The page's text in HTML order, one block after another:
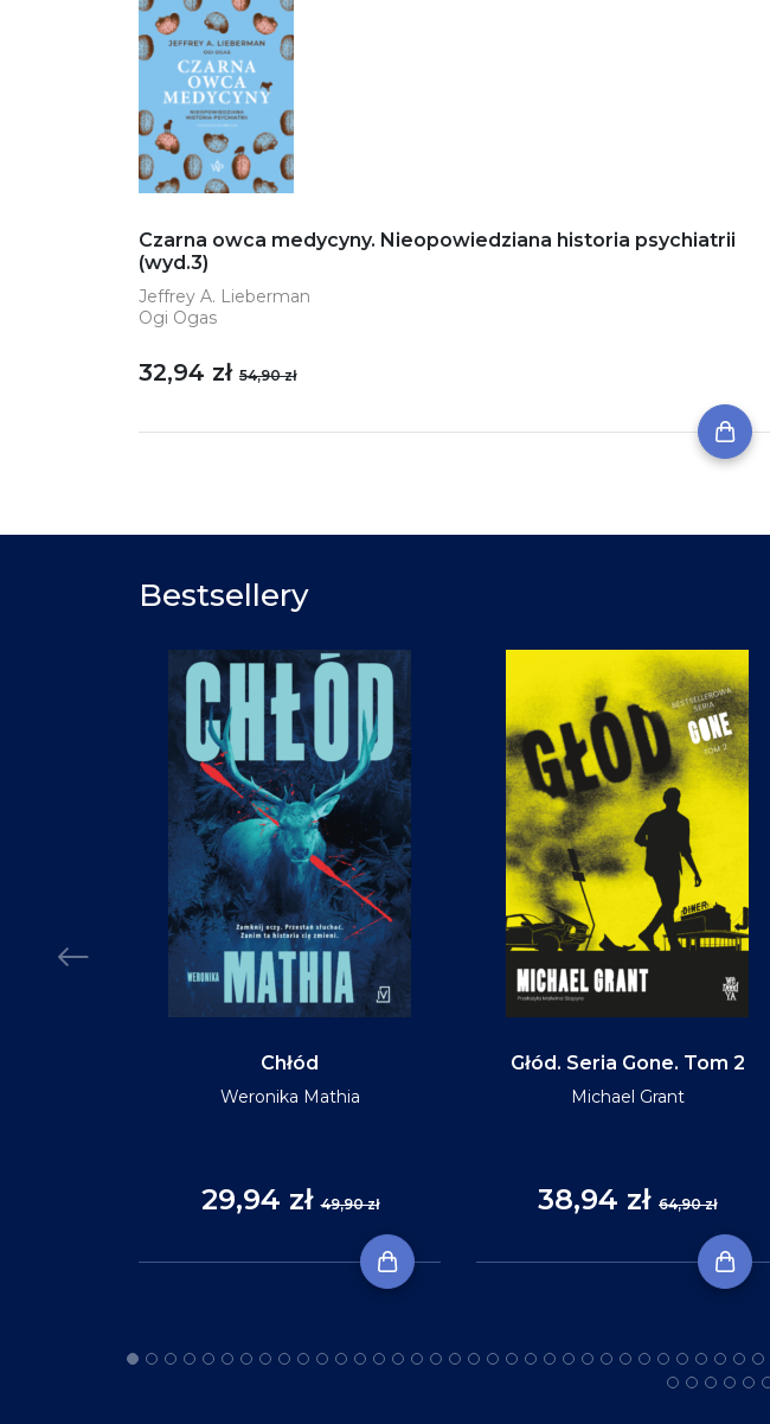
Czarna owca medycyny. Nieopowiedziana historia psychiatrii
(wyd.3)
Jeffrey A. Lieberman
Ogi Ogas
32,94 zł 54,90 zł
Bestsellery
Chłód
Weronika Mathia
29,94 zł49,90 zł
Głód. Seria Gone. Tom 2
Michael Grant
38,94 zł 64,90 zł